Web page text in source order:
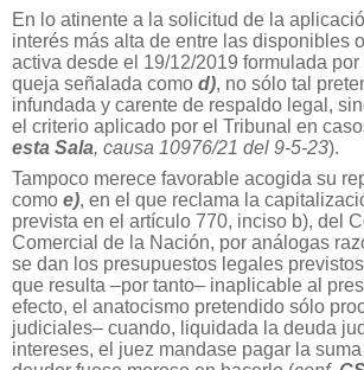
En lo atinente a la solicitud de la
interés más alta de entre las disponibles
activa desde el 19/12/2019 formulada por
queja señalada como d), no sólo tal
infundada y carente de respaldo legal,
el criterio aplicado por el Tribunal en
esta Sala, causa 10976/21 del 9-5-23).
Tampoco merece favorable acogida su
como e), en el que reclama la
prevista en el artículo 770, inciso b), del
Comercial de la Nación, por análogas
se dan los presupuestos legales
que resulta –por tanto– inaplicable al
efecto, el anatocismo pretendido sólo
judiciales– cuando, liquidada la deuda
intereses, el juez mandase pagar la